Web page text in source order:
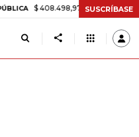
$ 408.498,97 +$ 8.753,81 +2,19%
SUSCRÍBASE